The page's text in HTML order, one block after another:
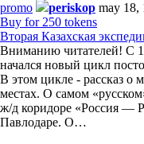
promo periskop may 18,
Buy for 250 tokens
Вторая Казахская
Вниманию читателей! С
начался новый цикл
В этом цикле - рассказ о
местах. О самом
ж/д коридоре «Россия —
Павлодаре. О…